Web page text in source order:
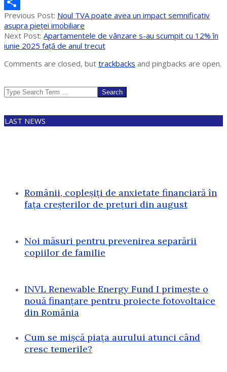
Messenger
Partajează
2025-
07-
08
Previous Post: Noul TVA poate avea un impact semnificativ
asupra pieței imobiliare
Next Post: Apartamentele de vânzare s-au scumpit cu 12% în
iunie 2025 față de anul trecut
Comments are closed, but trackbacks and pingbacks are open.
Search
LAST NEWS
Românii, copleșiți de anxietate financiară în
fața creșterilor de prețuri din august
Noi măsuri pentru prevenirea separării
copiilor de familie
INVL Renewable Energy Fund I primește o
nouă finanțare pentru proiecte fotovoltaice
din România
Cum se mișcă piața aurului atunci când
cresc temerile?